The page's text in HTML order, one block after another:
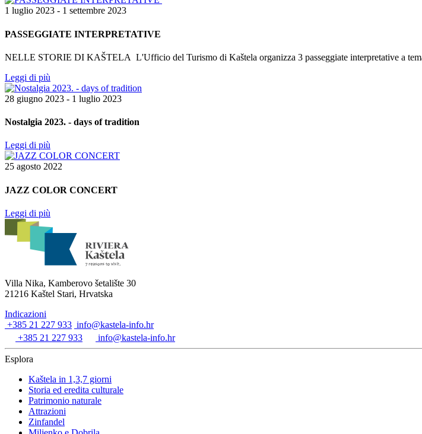
1 luglio 2023 - 1 settembre 2023
PASSEGGIATE INTERPRETATIVE
NELLE STORIE DI KAŠTELA L'Ufficio del Turismo di Kaštela organizza 3 passeggiate interpretative a
Leggi di più
28 giugno 2023 - 1 luglio 2023
Nostalgia 2023. - days of tradition
Leggi di più
25 agosto 2022
JAZZ COLOR CONCERT
Leggi di più
Villa Nika, Kamberovo šetalište 30
21216 Kaštel Stari, Hrvatska
Indicazioni
+385 21 227 933 info@kastela-info.hr
+385 21 227 933
info@kastela-info.hr
Esplora
Kaštela in 1,3,7 giorni
Storia ed eredita culturale
Patrimonio naturale
Attrazioni
Zinfandel